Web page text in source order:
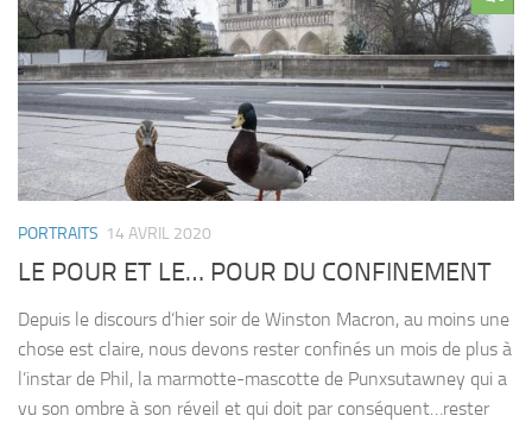
PORTRAITS 14 AVRIL 2020
LE POUR ET LE… POUR DU CONFINEMENT
Depuis le discours d’hier soir de Winston Macron, au moins une
chose est claire, nous devons rester confinés un mois de plus à
l’instar de Phil, la marmotte-mascotte de Punxsutawney qui a
vu son ombre à son réveil et qui doit par conséquent…rester